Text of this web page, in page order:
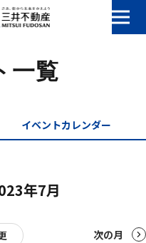
一覧
イベントカレンダー
年7月
次の月